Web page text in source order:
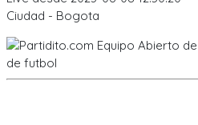
Ciudad - Bogota